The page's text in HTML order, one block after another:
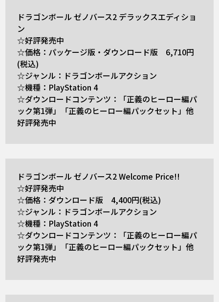
ドラゴンボール ゼノバース2 デラックスエディショ
ン
☆好評発売中
☆価格：パッケージ版・ダウンロード版 6,710円
(税込)
☆ジャンル：ドラゴンボールアクション
☆機種：PlayStation 4
☆ダウンロードコンテンツ：「正義のヒーロー編パ
ック第1弾」「正義のヒーロー編パックセット」他
好評発売中
ドラゴンボール ゼノバース2 Welcome Price!!
☆好評発売中
☆価格：ダウンロード版 4,400円(税込)
☆ジャンル：ドラゴンボールアクション
☆機種：PlayStation 4
☆ダウンロードコンテンツ：「正義のヒーロー編パ
ック第1弾」「正義のヒーロー編パックセット」他
好評発売中